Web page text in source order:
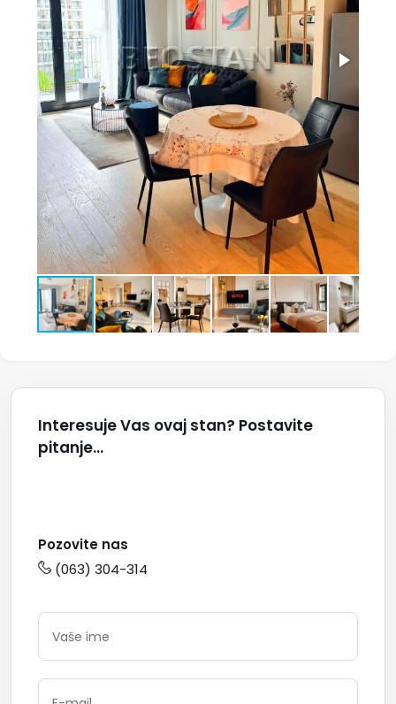
Interesuje Vas ovaj stan? Postavite
pitanje...
Pozovite nas
(063) 304-314